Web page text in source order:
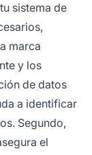
sistema de
marca
y los
de datos
a identificar
Segundo,
el